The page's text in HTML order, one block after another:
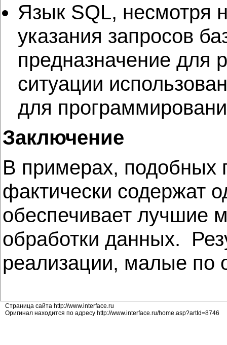
Язык SQL, несмотря
указания запросов
предназначение для
ситуации
для
Заключение
В примерах, подобных
фактически содержат
обеспечивает лучшие
обработки данных.
реализации, малые
Страница сайта http://www.interface.ru
Оригинал находится по адресу http://www.interface.ru/home.asp?artId=8746